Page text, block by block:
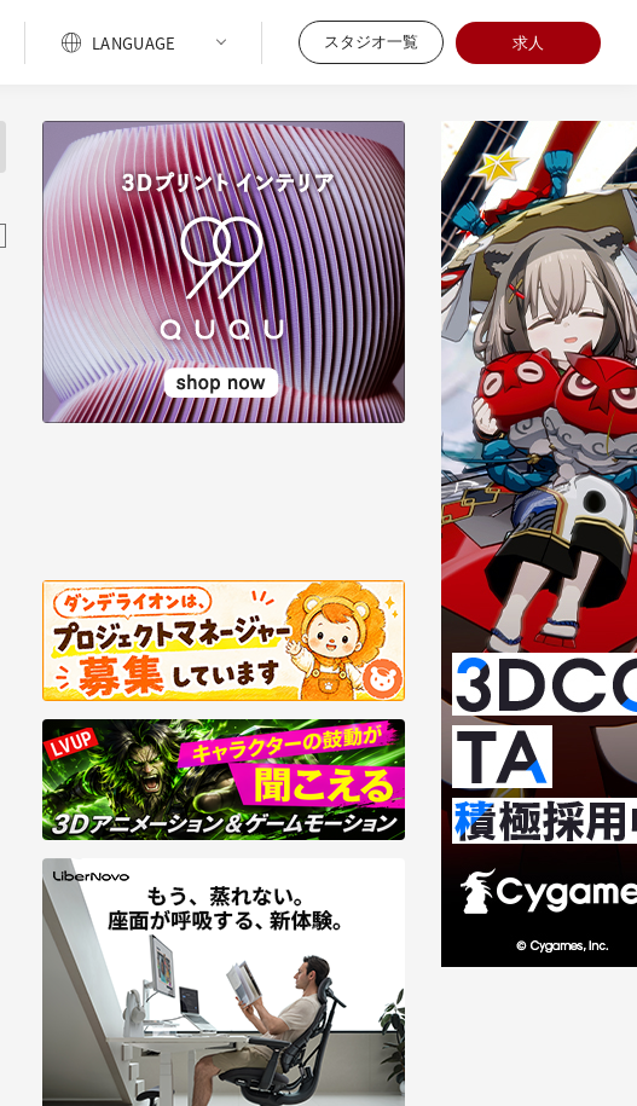
スタジオ一覧 求人